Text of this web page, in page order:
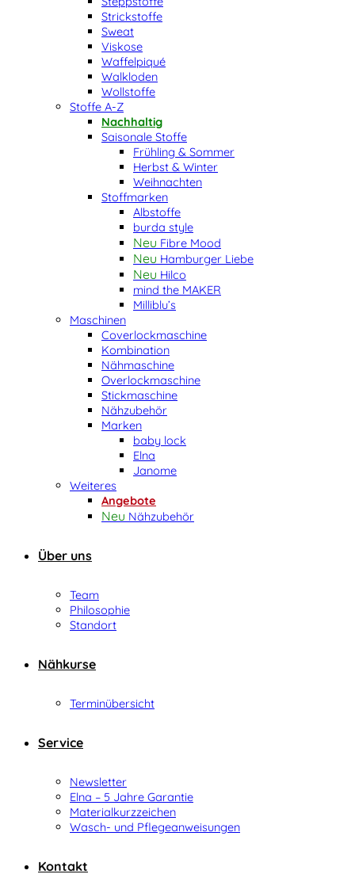
Strickstoffe
Sweat
Viskose
Waffelpiqué
Walkloden
Wollstoffe
Stoffe A-Z
Nachhaltig
Saisonale Stoffe
Frühling & Sommer
Herbst & Winter
Weihnachten
Stoffmarken
Albstoffe
burda style
Fibre Mood
Hamburger Liebe
Hilco
mind the MAKER
Milliblu’s
Maschinen
Coverlockmaschine
Kombination
Nähmaschine
Overlockmaschine
Stickmaschine
Nähzubehör
Marken
baby lock
Elna
Janome
Weiteres
Angebote
Nähzubehör
Über uns
Team
Philosophie
Standort
Nähkurse
Terminübersicht
Service
Newsletter
Elna – 5 Jahre Garantie
Materialkurzzeichen
Wasch- und Pflegeanweisungen
Kontakt